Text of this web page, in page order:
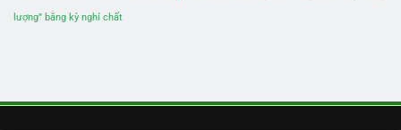
lượng” bằng kỳ nghỉ chất